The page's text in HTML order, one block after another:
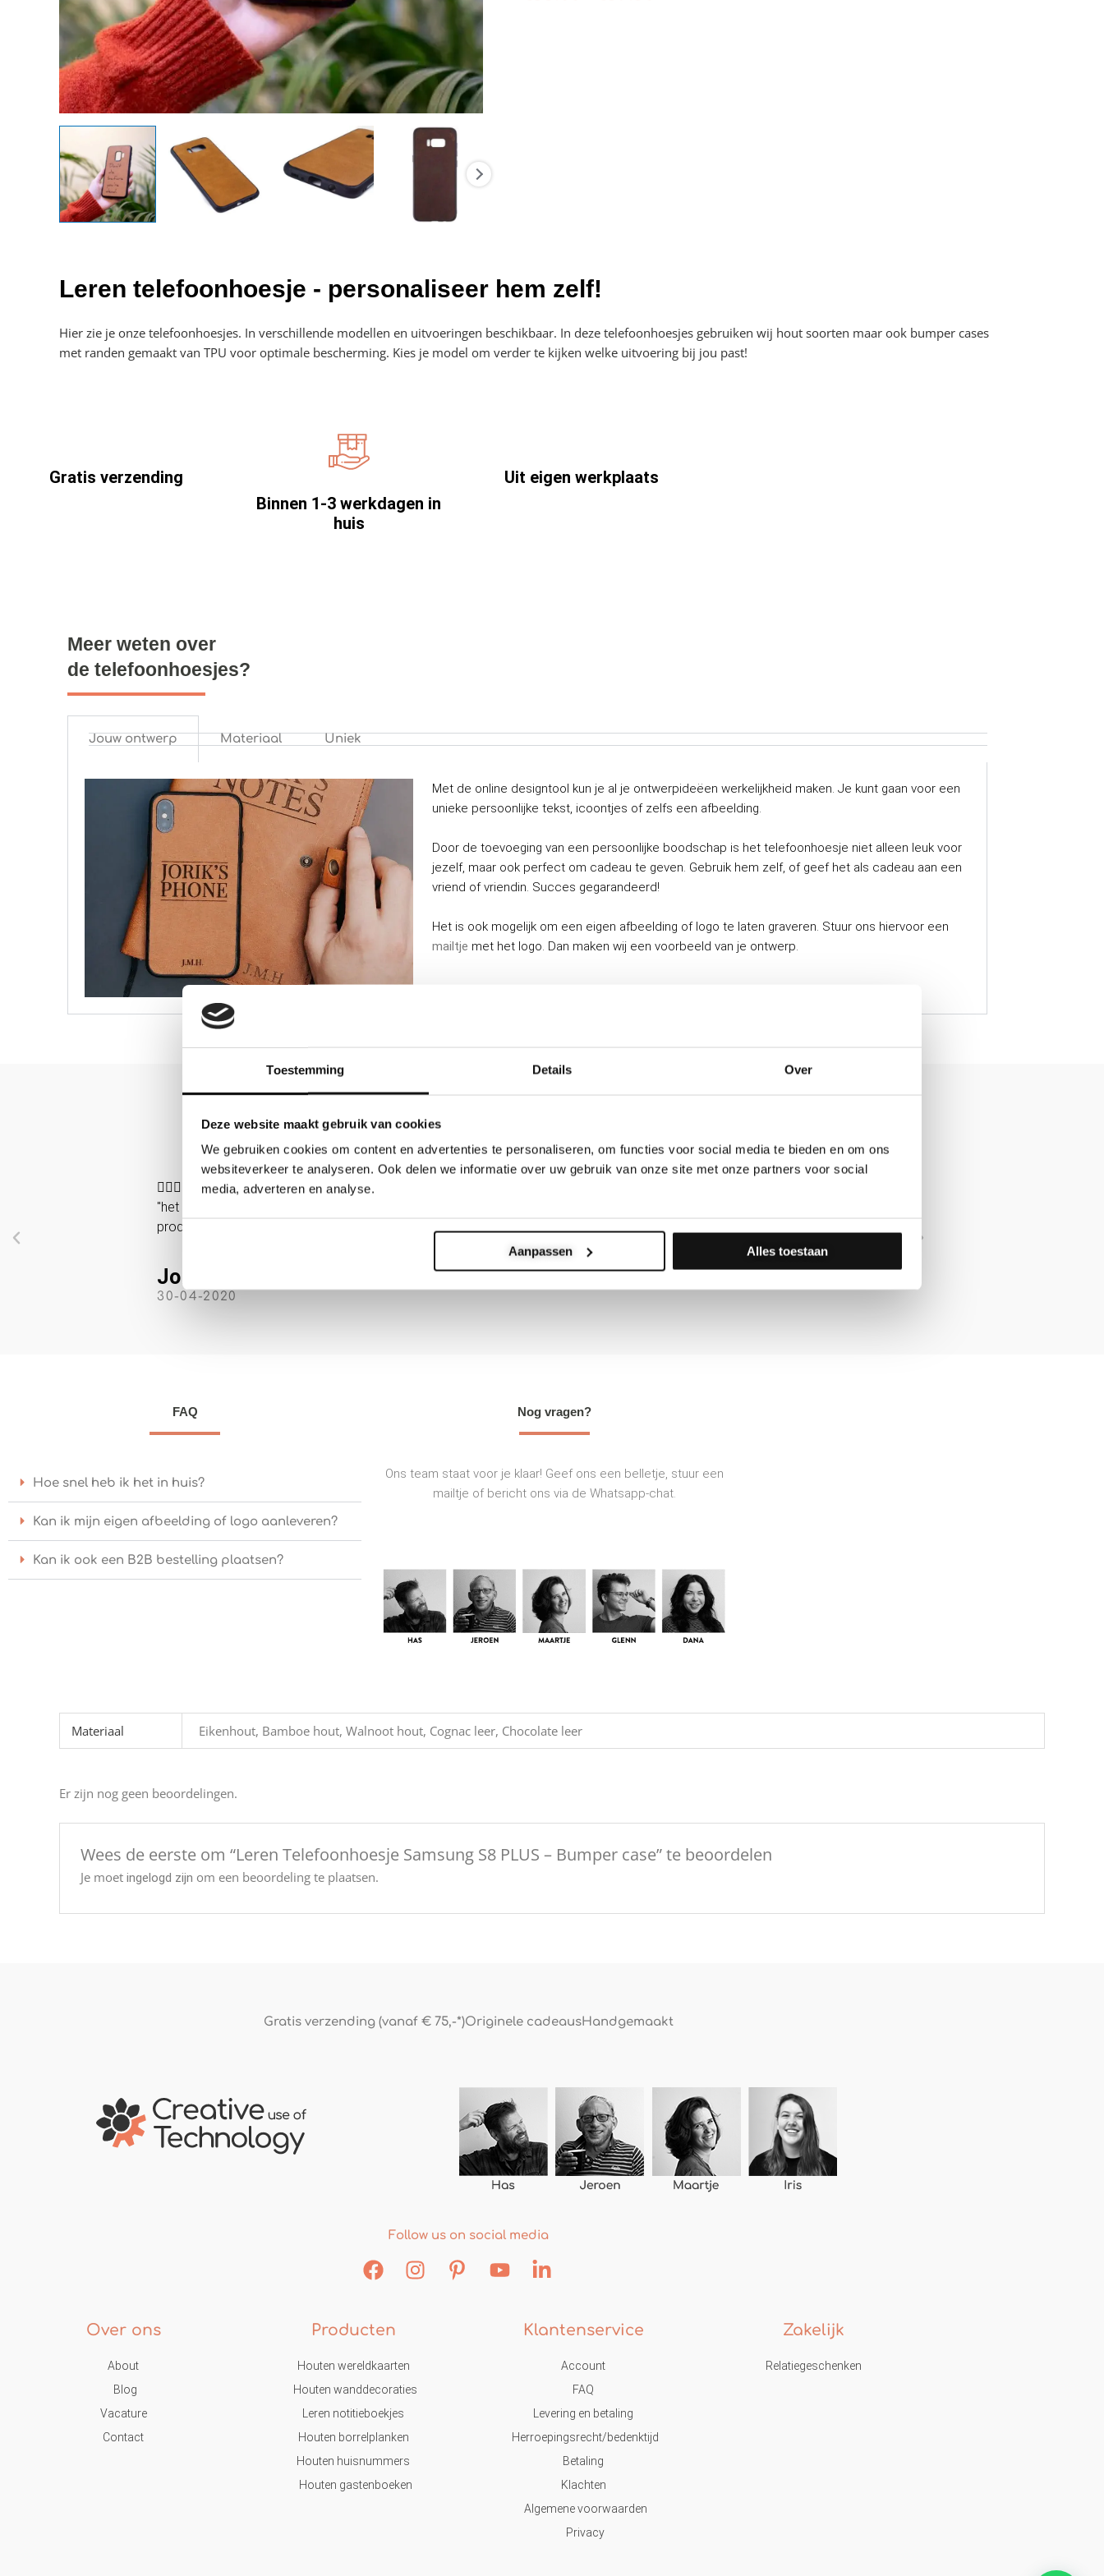
Toestemming Details Over
Deze website maakt gebruik van cookies
We gebruiken cookies om content en advertenties te personaliseren, om functies voor social media te bieden en om ons
websiteverkeer te analyseren. Ook delen we informatie over uw gebruik van onze site met onze partners voor social
media, adverteren en analyse.
Aanpassen Alles toestaan
Leren telefoonhoesje - personaliseer hem zelf!
Hier zie je onze telefoonhoesjes. In verschillende modellen en uitvoeringen beschikbaar. In deze telefoonhoesjes gebruiken wij hout soorten maar ook bumper cases
met randen gemaakt van TPU voor optimale bescherming. Kies je model om verder te kijken welke uitvoering bij jou past!
Gratis verzending
Binnen 1-3 werkdagen in
huis
Uit eigen werkplaats
Meer weten over
de telefoonhoesjes?
Jouw ontwerp Materiaal Uniek
Met de online designtool kun je al je ontwerpideëen werkelijkheid maken. Je kunt gaan voor een
unieke persoonlijke tekst, icoontjes of zelfs een afbeelding.
Door de toevoeging van een persoonlijke boodschap is het telefoonhoesje niet alleen leuk voor
jezelf, maar ook perfect om cadeau te geven. Gebruik hem zelf, of geef het als cadeau aan een
vriend of vriendin. Succes gegarandeerd!
Het is ook mogelijk om een eigen afbeelding of logo te laten graveren. Stuur ons hiervoor een
mailtje met het logo. Dan maken wij een voorbeeld van je ontwerp.
Wat anderen zeggen
  
5
"het is een creatief club mensen die kleinschalig werken. De informatie is helder, de communicatie duidelijk, het
product voldoet aan de verwachting en de levering is op tijd."
Jolanda R.
30-04-2020
FAQ
Hoe snel heb ik het in huis?
Kan ik mijn eigen afbeelding of logo aanleveren?
Kan ik ook een B2B bestelling plaatsen?
Nog vragen?
Ons team staat voor je klaar! Geef ons een belletje, stuur een
mailtje of bericht ons via de Whatsapp-chat.
Materiaal Eikenhout, Bamboe hout, Walnoot hout, Cognac leer, Chocolate leer
Er zijn nog geen beoordelingen.
Wees de eerste om “Leren Telefoonhoesje Samsung S8 PLUS – Bumper case” te beoordelen
Je moetingelogd zijn om een beoordeling te plaatsen.
Gratis verzending (vanaf € 75,-*)Originele cadeausHandgemaakt
Follow us on social media
Over ons
About
Blog
Vacature
Contact
Producten
Houten wereldkaarten
Houten wanddecoraties
Leren notitieboekjes
Houten borrelplanken
Houten huisnummers
Houten gastenboeken
Klantenservice
Account
FAQ
Levering en betaling
Herroepingsrecht/bedenktijd
Betaling
Klachten
Algemene voorwaarden
Privacy
Zakelijk
Relatiegeschenken